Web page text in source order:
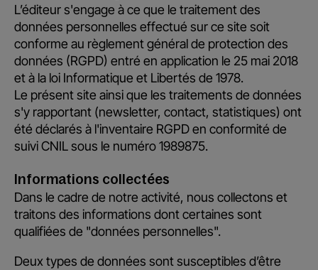
L’éditeur s'engage à ce que le traitement des
données personnelles effectué sur ce site soit
conforme au règlement général de protection des
données (RGPD) entré en application le 25 mai 2018
et à la loi Informatique et Libertés de 1978.
Le présent site ainsi que les traitements de données
s'y rapportant (newsletter, contact, statistiques) ont
été déclarés à l'inventaire RGPD en conformité de
suivi CNIL sous le numéro 1989875.
Informations collectées
Dans le cadre de notre activité, nous collectons et
traitons des informations dont certaines sont
qualifiées de "données personnelles".
Deux types de données sont susceptibles d’être